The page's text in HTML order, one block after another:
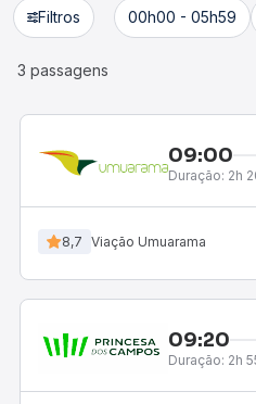
Filtros 00h00 - 05h59
3 passagens
09:00
Duração: 2h
8,7 Viação Umuarama
09:20
Duração: 2h